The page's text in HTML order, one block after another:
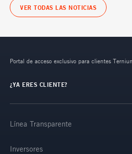
VER TODAS LAS NOTICIAS
Portal de acceso exclusivo para clientes
¿YA ERES CLIENTE?
Línea Transparente
Inversores